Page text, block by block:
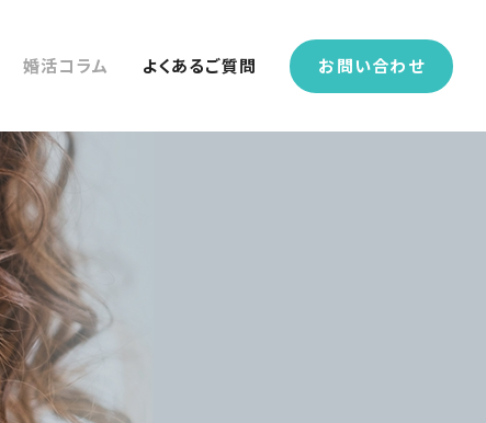
婚活コラム よくあるご質問 お問い合わせ